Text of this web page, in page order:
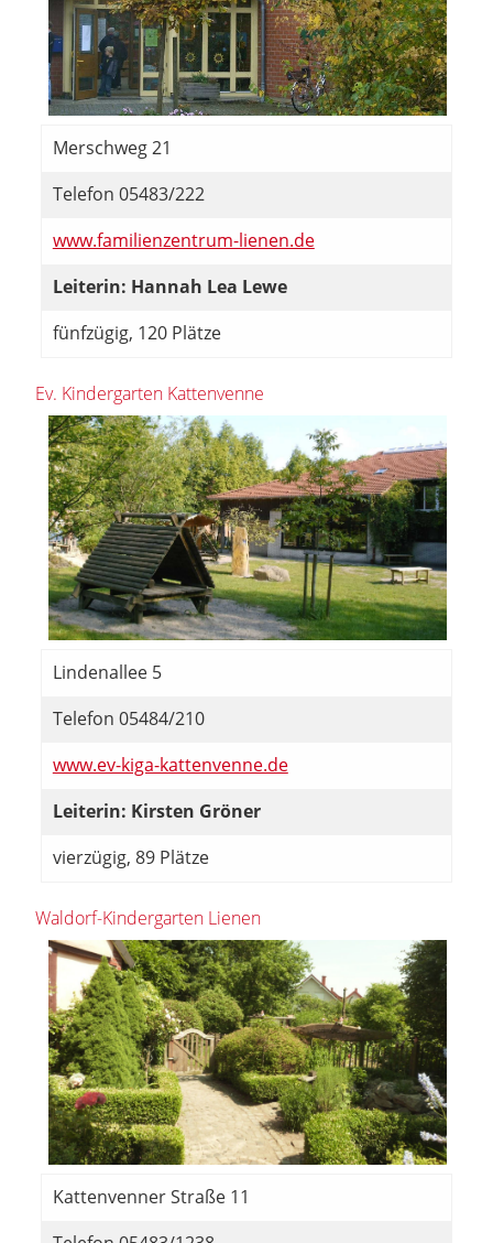
Merschweg 21
Telefon 05483/222
www.familienzentrum-lienen.de
Leiterin: Hannah Lea Lewe
fünfzügig, 120 Plätze
Ev. Kindergarten Kattenvenne
Lindenallee 5
Telefon 05484/210
www.ev-kiga-kattenvenne.de
Leiterin: Kirsten Gröner
vierzügig, 89 Plätze
Waldorf-Kindergarten Lienen
Kattenvenner Straße 11